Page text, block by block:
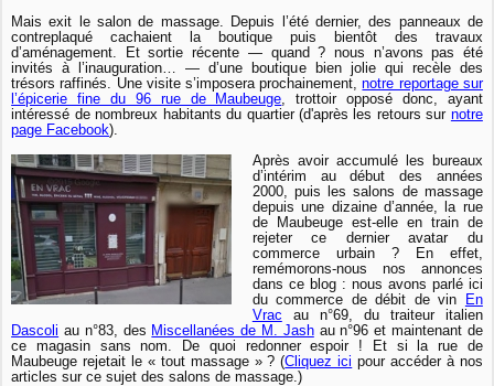
Mais exit le salon de massage. Depuis l’été dernier, des panneaux de
contreplaqué cachaient la boutique puis bientôt des travaux
d’aménagement. Et sortie récente — quand ? nous n’avons pas été
invités à l’inauguration… — d’une boutique bien jolie qui recèle des
trésors raffinés. Une visite s’imposera prochainement,notre reportage sur
l’épicerie fine du 96 rue de Maubeuge , trottoir opposé donc, ayant
intéressé de nombreux habitants du quartier (d'après les retours sur notre
page Facebook).
Après avoir accumulé les bureaux
d’intérim au début des années
2000, puis les salons de massage
depuis une dizaine d’année, la rue
de Maubeuge est-elle en train de
rejeter ce dernier avatar du
commerce urbain ? En effet,
remémorons-nous nos annonces
dans ce blog : nous avons parlé ici
du commerce de débit de vin En
Vrac au n°69, du traiteur italien
Dascoli au n°83, des Miscellanées de M. Jashau n°96 et maintenant de
ce magasin sans nom. De quoi redonner espoir ! Et si la rue de
Maubeuge rejetait le « tout massage » ? (Cliquez ici pour accéder à nos
articles sur ce sujet des salons de massage.)